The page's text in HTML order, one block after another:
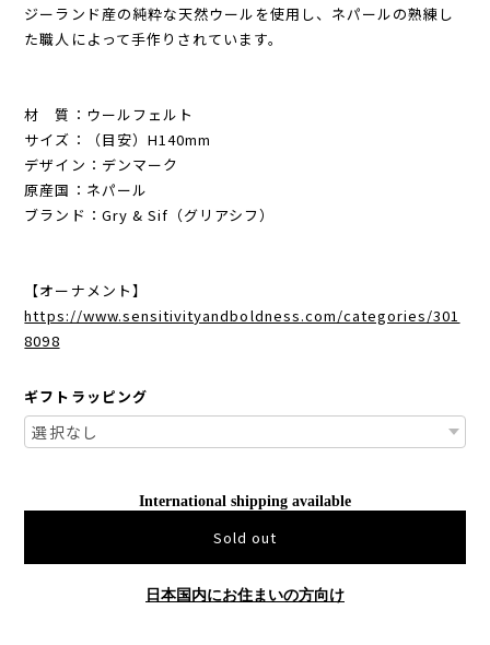
ジーランド産の純粋な天然ウールを使用し、ネパールの熟練し
た職人によって手作りされています。
材 質：ウールフェルト
サイズ：（目安）H140mm
デザイン：デンマーク
原産国：ネパール
ブランド：Gry & Sif（グリアシフ）
【オーナメント】
https://www.sensitivityandboldness.com/categories/301
8098
ギフトラッピング
International shipping available
Sold out
日本国内にお住まいの方向け